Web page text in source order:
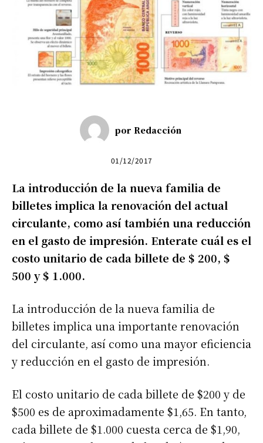
por Redacción
01/12/2017
La introducción de la nueva familia de
billetes implica la renovación del actual
circulante, como así también una reducción
en el gasto de impresión. Enterate cuál es el
costo unitario de cada billete de $ 200, $
500 y $ 1.000.
La introducción de la nueva familia de
billetes implica una importante renovación
del circulante, así como una mayor eficiencia
y reducción en el gasto de impresión.
El costo unitario de cada billete de $200 y de
$500 es de aproximadamente $1,65. En tanto,
cada billete de $1.000 cuesta cerca de $1,90,